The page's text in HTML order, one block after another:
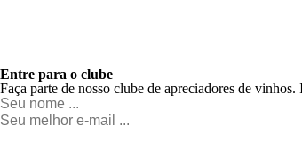
Entre para o clube
Faça parte de nosso clube de apreciadores de